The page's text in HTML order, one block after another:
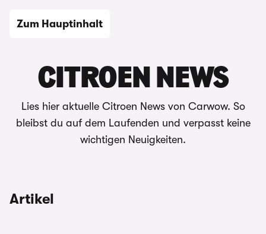
Zum Hauptinhalt
CITROEN NEWS
Lies hier aktuelle Citroen News von Carwow. So
bleibst du auf dem Laufenden und verpasst keine
wichtigen Neuigkeiten.
Artikel